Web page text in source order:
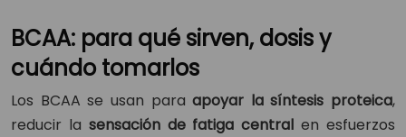
BCAA: para qué sirven, dosis y
cuándo tomarlos
Los BCAA se usan paraapoyar la síntesis proteica,
reducir la sensación de fatiga central en esfuerzos